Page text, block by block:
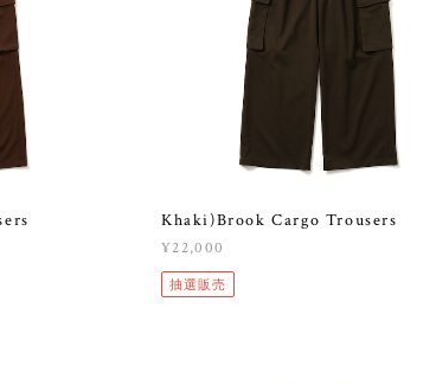
Khaki)Brook Cargo Trousers
¥22,000
抽選販売